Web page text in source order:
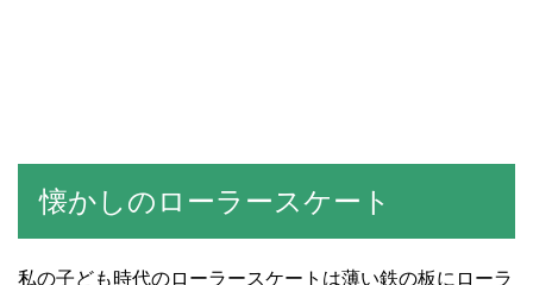
懐かしのローラースケート
私の子ども時代のローラースケートは薄い鉄の板にローラ